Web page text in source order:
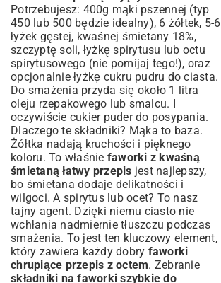
Potrzebujesz: 400g mąki pszennej (typ
450 lub 500 będzie idealny), 6 żółtek, 5-6
łyżek gęstej, kwaśnej śmietany 18%,
szczyptę soli, łyżkę spirytusu lub octu
spirytusowego (nie pomijaj tego!), oraz
opcjonalnie łyżkę cukru pudru do ciasta.
Do smażenia przyda się około 1 litra
oleju rzepakowego lub smalcu. I
oczywiście cukier puder do posypania.
Dlaczego te składniki? Mąka to baza.
Żółtka nadają kruchości i pięknego
koloru. To właśnie faworki z kwaśną
śmietaną łatwy przepis jest najlepszy,
bo śmietana dodaje delikatności i
wilgoci. A spirytus lub ocet? To nasz
tajny agent. Dzięki niemu ciasto nie
wchłania nadmiernie tłuszczu podczas
smażenia. To jest ten kluczowy element,
który zawiera każdy dobry faworki
chrupiące przepis z octem. Zebranie
składniki na faworki szybkie do